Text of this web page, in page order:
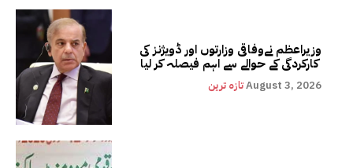
وزیراعظم نےوفاقی وزارتوں اور ڈویژنز کی
کارکردگی کے حوالے سے اہم فیصلہ کر لیا
تازہ ترینAugust 3, 2026